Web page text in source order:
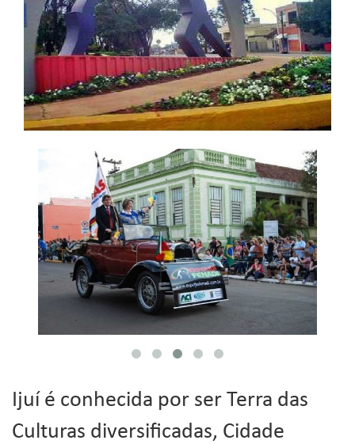
Ijuí é conhecida por ser Terra das
Culturas diversificadas, Cidade